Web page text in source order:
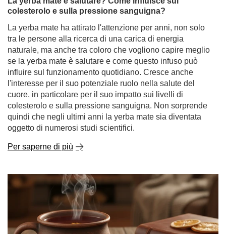
La yerba mate ha attirato l'attenzione per anni, non solo
tra le persone alla ricerca di una carica di energia
naturale, ma anche tra coloro che vogliono capire meglio
se la yerba mate è salutare e come questo infuso può
influire sul funzionamento quotidiano. Cresce anche
l'interesse per il suo potenziale ruolo nella salute del
cuore, in particolare per il suo impatto sui livelli di
colesterolo e sulla pressione sanguigna. Non sorprende
quindi che negli ultimi anni la yerba mate sia diventata
oggetto di numerosi studi scientifici.
Per saperne di più